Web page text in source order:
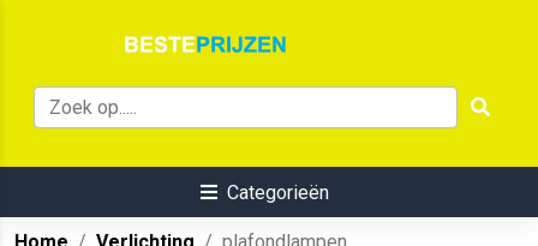
Categorieën